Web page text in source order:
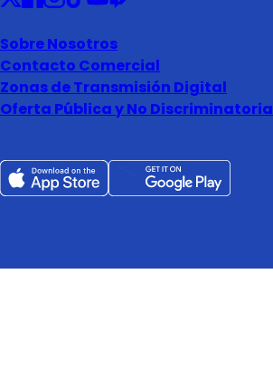
Sobre Nosotros
Contacto Comercial
Zonas de Transmisión Digital
Oferta Pública y No Discriminatoria